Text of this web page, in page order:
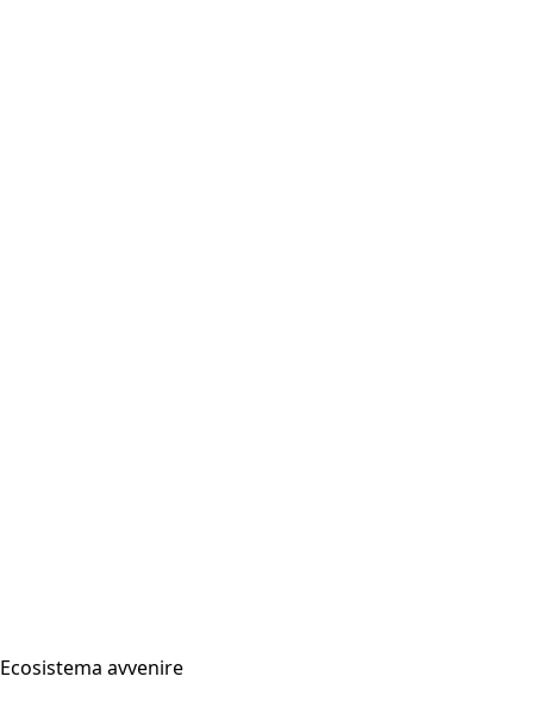
Ecosistema avvenire